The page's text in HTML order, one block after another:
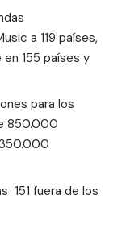
a 119 países,
155 países y
para los
850.000
151 fuera de los